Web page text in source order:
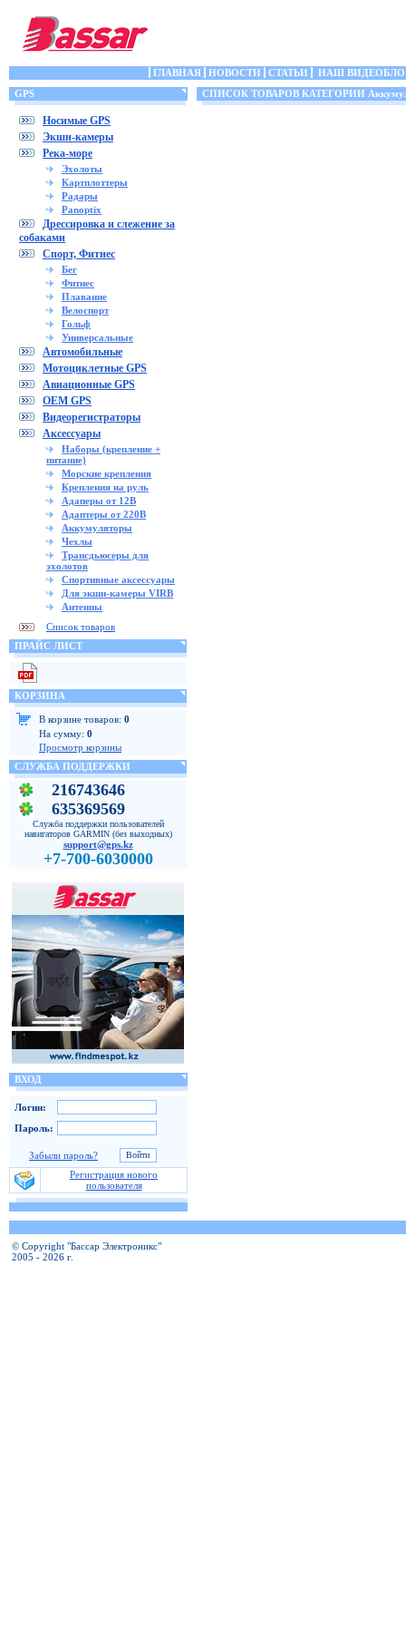
ГЛАВНАЯ НОВОСТИ СТАТЬИ
НАШ
GPS
Носимые GPS
Экшн-камеры
Река-море
Эхолоты
Картплоттеры
Радары
Panoptix
Дрессировка и слежение за
собаками
Спорт, Фитнес
Бег
Фитнес
Плавание
Велоспорт
Гольф
Универсальные
Автомобильные
Мотоциклетные GPS
Авиационные GPS
OEM GPS
Видеорегистраторы
Аксессуары
Наборы (крепление +
питание)
Морские крепления
Крепления на руль
Адаперы от 12В
Адаптеры от 220В
Аккумуляторы
Чехлы
Трансдьюсеры для
эхолотов
Спортивные аксессуары
Для экшн-камеры VIRB
Антенны
Список товаров
ПРАЙС ЛИСТ
КОРЗИНА
В корзине товаров: 0
На сумму: 0
Просмотр корзины
СЛУЖБА ПОДДЕРЖКИ
216743646
635369569
Служба поддержки пользователей
навигаторов GARMIN (без выходных)
support@gps.kz
+7-700-6030000
ВХОД
Логин:
Пароль:
Забыли пароль?
Регистрация нового
пользователя
СПИСОК ТОВАРОВ КАТЕГОРИИ
© Copyright "Бассар Электроникс"
2005 - 2026 г.